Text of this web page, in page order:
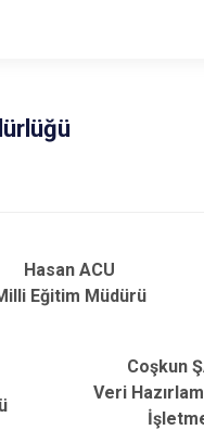
Kumru
Mesudiye
Ulubey
Hasan ACU
Eğitim Müdürü
Coşkun
Veri